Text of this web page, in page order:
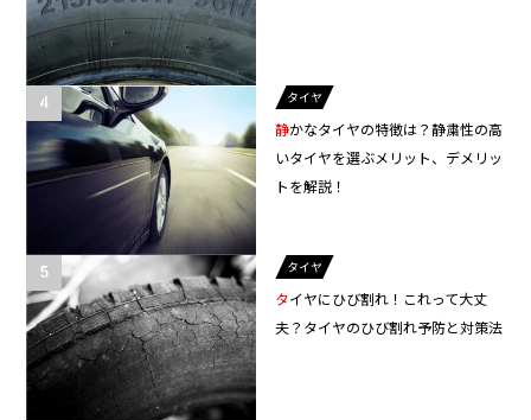
タイヤ
静かなタイヤの特徴は？静粛性の高
いタイヤを選ぶメリット、デメリッ
トを解説！
タイヤ
タイヤにひび割れ！これって大丈
夫？タイヤのひび割れ予防と対策法